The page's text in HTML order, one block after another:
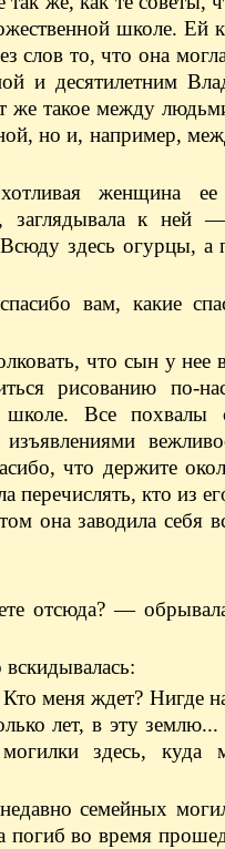
школе. Ей
слов то, что она
и десятилетним
же такое между
но и, например,
женщина
заглядывала к ней
здесь огурцы, а
вам, какие
что сын у нее
рисованию по-
школе. Все похвалы
что держите
перечислять, кто из
она заводила себя
отсюда? —
меня ждет? Нигде
лет, в эту
здесь, куда
семейных
погиб во время